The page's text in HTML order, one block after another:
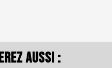
aussi :